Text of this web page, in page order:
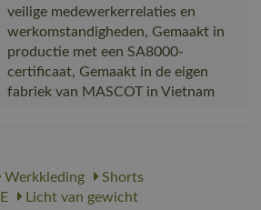
veilige medewerkerrelaties en
werkomstandigheden, Gemaakt in
productie met een SA8000-
certificaat, Gemaakt in de eigen
fabriek van MASCOT in Vietnam
Werkkleding
Shorts
Licht van gewicht